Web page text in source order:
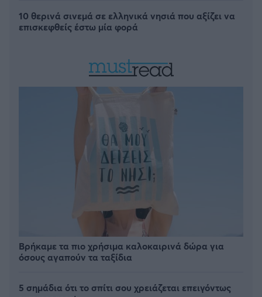
10 θερινά σινεμά σε ελληνικά νησιά που αξίζει να
επισκεφθείς έστω μία φορά
Βρήκαμε τα πιο χρήσιμα καλοκαιρινά δώρα για
όσους αγαπούν τα ταξίδια
5 σημάδια ότι το σπίτι σου χρειάζεται επειγόντως